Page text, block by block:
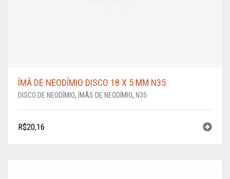
ÍMÃ DE NEODÍMIO DISCO 18 X 5 MM N35
DISCO DE NEODÍMIO, ÍMÃS DE NEODÍMIO, N35
R$20,16